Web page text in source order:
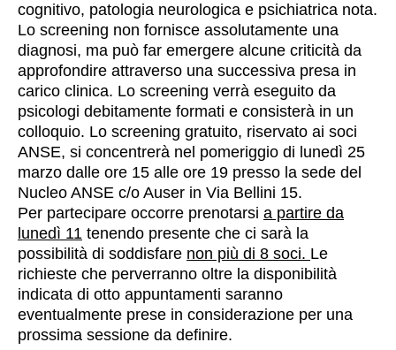
cognitivo, patologia neurologica e psichiatrica nota.
Lo screening non fornisce assolutamente una
diagnosi, ma può far emergere alcune criticità da
approfondire attraverso una successiva presa in
carico clinica. Lo screening verrà eseguito da
psicologi debitamente formati e consisterà in un
colloquio. Lo screening gratuito, riservato ai soci
ANSE, si concentrerà nel pomeriggio di lunedì 25
marzo dalle ore 15 alle ore 19 presso la sede del
Nucleo ANSE c/o Auser in Via Bellini 15.
Per partecipare occorre prenotarsi a partire da
lunedì 11 tenendo presente che ci sarà la
possibilità di soddisfare non più di 8 soci. Le
richieste che perverranno oltre la disponibilità
indicata di otto appuntamenti saranno
eventualmente prese in considerazione per una
prossima sessione da definire.